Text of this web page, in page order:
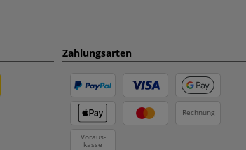
Zahlungsarten
Rechnung
Voraus-
kasse